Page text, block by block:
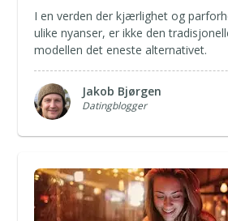
I en verden der kjærlighet og
ulike nyanser, er ikke den
modellen det eneste alternativet.
Jakob Bjørgen
Datingblogger